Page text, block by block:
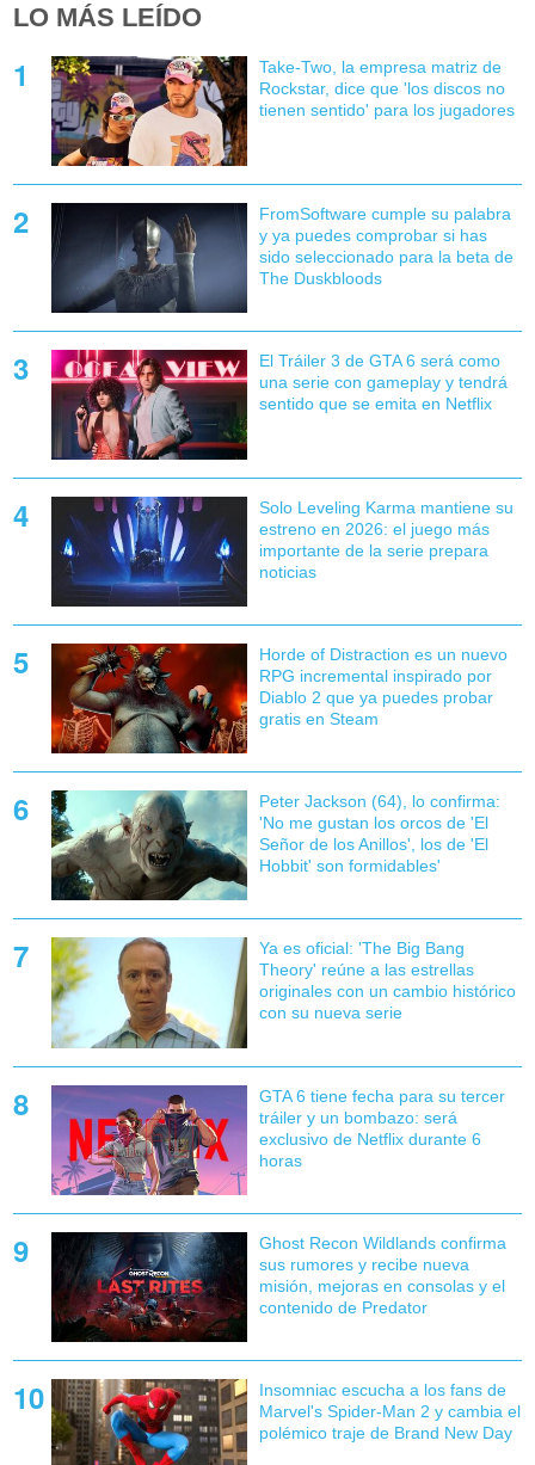
LO MÁS LEÍDO
Take-Two, la empresa matriz de
Rockstar, dice que 'los discos no
tienen sentido' para los jugadores
FromSoftware cumple su palabra
y ya puedes comprobar si has
sido seleccionado para la beta de
The Duskbloods
El Tráiler 3 de GTA 6 será como
una serie con gameplay y tendrá
sentido que se emita en Netflix
Solo Leveling Karma mantiene su
estreno en 2026: el juego más
importante de la serie prepara
noticias
Horde of Distraction es un nuevo
RPG incremental inspirado por
Diablo 2 que ya puedes probar
gratis en Steam
Peter Jackson (64), lo confirma:
'No me gustan los orcos de 'El
Señor de los Anillos', los de 'El
Hobbit' son formidables'
Ya es oficial: 'The Big Bang
Theory' reúne a las estrellas
originales con un cambio histórico
con su nueva serie
GTA 6 tiene fecha para su tercer
tráiler y un bombazo: será
exclusivo de Netflix durante 6
horas
Ghost Recon Wildlands confirma
sus rumores y recibe nueva
misión, mejoras en consolas y el
contenido de Predator
Insomniac escucha a los fans de
Marvel's Spider-Man 2 y cambia el
polémico traje de Brand New Day